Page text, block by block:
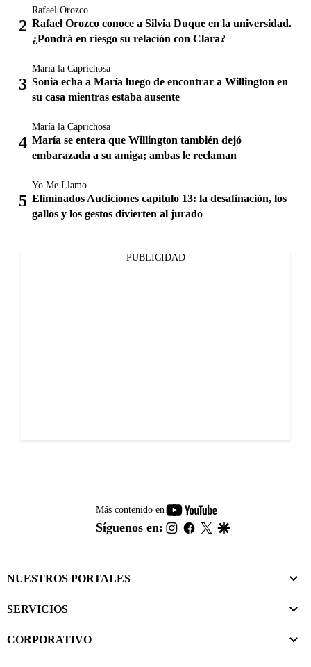
Rafael Orozco
Rafael Orozco conoce a Silvia Duque en la universidad.
¿Pondrá en riesgo su relación con Clara?
María la Caprichosa
Sonia echa a María luego de encontrar a Willington en
su casa mientras estaba ausente
María la Caprichosa
María se entera que Willington también dejó
embarazada a su amiga; ambas le reclaman
Yo Me Llamo
Eliminados Audiciones capítulo 13: la desafinación, los
gallos y los gestos divierten al jurado
PUBLICIDAD
Más contenido en
youtube-
footer
Síguenos en: instagram
facebook
twitter
NUESTROS PORTALES
SERVICIOS
CORPORATIVO